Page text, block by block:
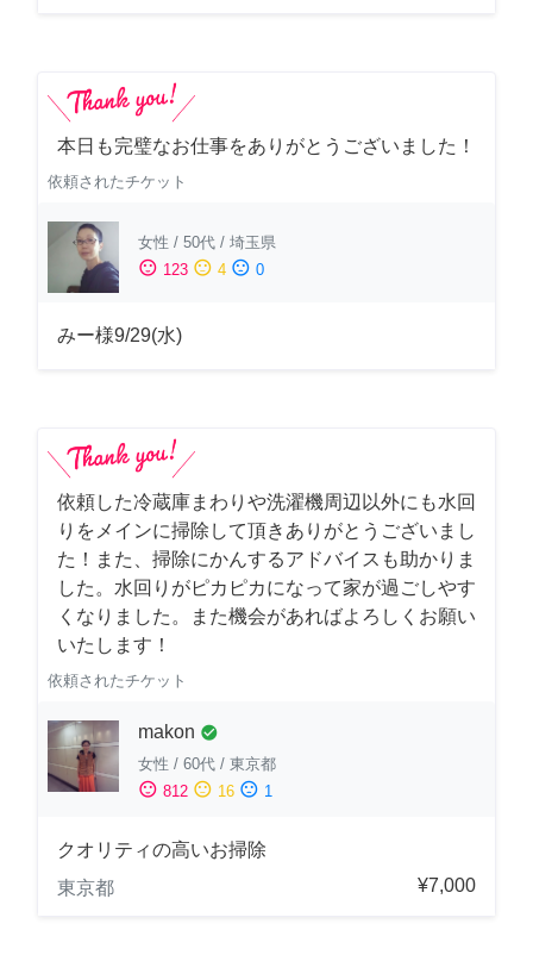
本日も完璧なお仕事をありがとうございました！
依頼されたチケット
女性 / 50代 / 埼玉県
sentiment_satisfied 123 sentiment_neutral 4 sentiment_dissatisfied 0
みー様9/29(水)
依頼した冷蔵庫まわりや洗濯機周辺以外にも水回
りをメインに掃除して頂きありがとうございまし
た！また、掃除にかんするアドバイスも助かりま
した。水回りがピカピカになって家が過ごしやす
くなりました。また機会があればよろしくお願い
いたします！
依頼されたチケット
makon check_circle
女性 / 60代 / 東京都
sentiment_satisfied 812 sentiment_neutral 16 sentiment_dissatisfied 1
クオリティの高いお掃除
東京都
¥7,000